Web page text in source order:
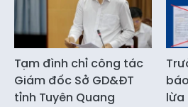
Tạm đình chỉ công tác
Giám đốc Sở GD&ĐT
tỉnh Tuyên Quang
lừa